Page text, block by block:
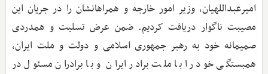
امیرعبداللهیان، وزیر امور خارجه و همراهانشان را در جریان این
مصیبت ناگوار دریافت کردیم. ضمن عرض تسلیت و همدردی
صمیمانه خود به رهبر جمهوری اسلامی و دولت و ملت ایران،
همبستگی خود را با ملت برادر ایران و با برادران مسئول در